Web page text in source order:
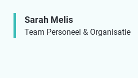
Sarah Melis
Team Personeel & Organisatie